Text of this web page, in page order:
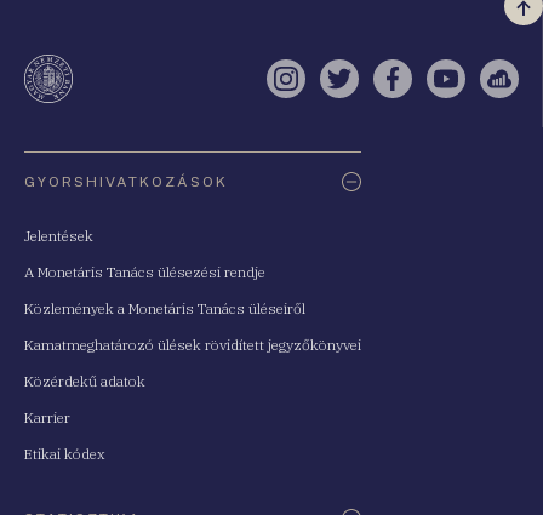
a
Instagram
TwitterFacebook
YouTube
GYORSHIVATKOZÁSOK
Jelentések
A Monetáris Tanács ülésezési rendje
Közlemények a Monetáris Tanács üléseiről
Kamatmeghatározó ülések rövidített jegyzőkönyvei
Közérdekű adatok
Karrier
Etikai kódex